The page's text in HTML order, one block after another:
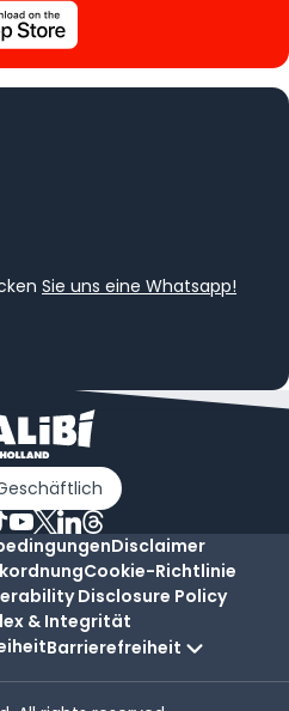
Sie uns eine Whatsapp!
Disclaimer
Cookie-Richtlinie
Disclosure Policy
& Integrität
Barrierefreiheit